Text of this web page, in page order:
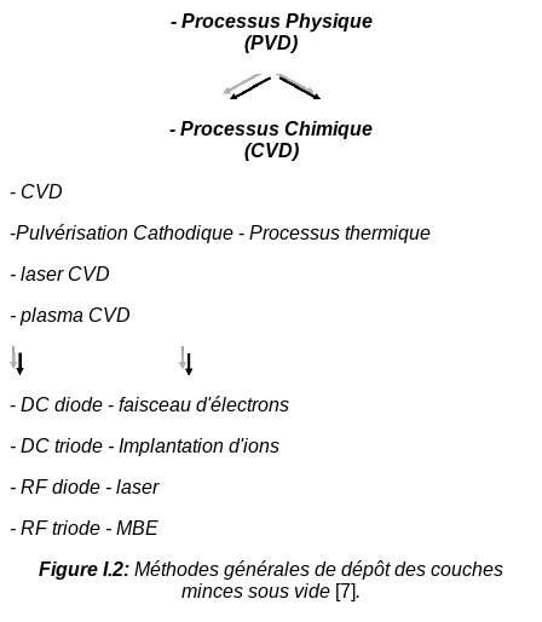
- Processus Physique
(PVD)
- Processus Chimique
(CVD)
- CVD
-Pulvérisation Cathodique - Processus thermique
- laser CVD
- plasma CVD
- DC diode - faisceau d'électrons
- DC triode - Implantation d'ions
- RF diode - laser
- RF triode - MBE
Figure I.2: Méthodes générales de dépôt des couches
minces sous vide [7].